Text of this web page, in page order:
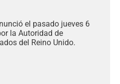
el pasado jueves 6
la Autoridad de
del Reino Unido.